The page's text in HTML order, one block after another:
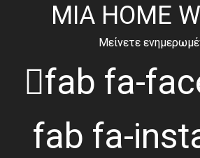
MIA HOME
Μείνετε
fab fa-
fab fa-